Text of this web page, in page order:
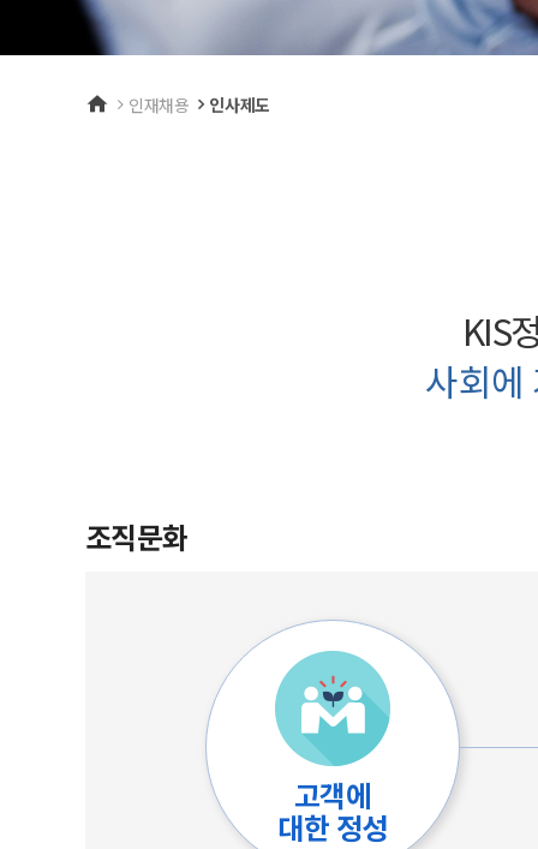
단말기
인재채용 인사제도
KIS
사회에
조직문화
고객에
대한 정성